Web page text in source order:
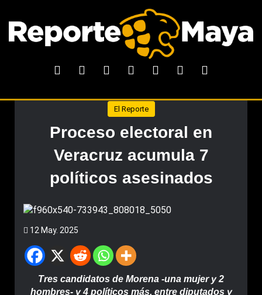
El Reporte
Proceso electoral en
Veracruz acumula 7
políticos asesinados
12 May. 2025
Tres candidatos de Morena -una mujer y 2
hombres- y 4 políticos más, entre diputados y